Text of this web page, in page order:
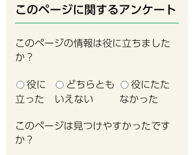
このページに関するアンケート
このページの情報は役に立ちました
か？
役に
立った
どちらとも
いえない
役にたた
なかった
このページは見つけやすかったです
か？